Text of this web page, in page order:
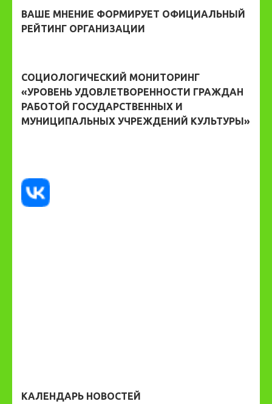
ВАШЕ МНЕНИЕ ФОРМИРУЕТ ОФИЦИАЛЬНЫЙ
РЕЙТИНГ ОРГАНИЗАЦИИ
СОЦИОЛОГИЧЕСКИЙ МОНИТОРИНГ
«УРОВЕНЬ УДОВЛЕТВОРЕННОСТИ ГРАЖДАН
РАБОТОЙ ГОСУДАРСТВЕННЫХ И
МУНИЦИПАЛЬНЫХ УЧРЕЖДЕНИЙ КУЛЬТУРЫ»
КАЛЕНДАРЬ НОВОСТЕЙ